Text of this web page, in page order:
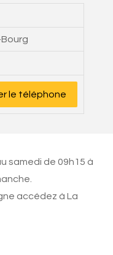
le téléphone
samedi de 09h15 à
accédez à La